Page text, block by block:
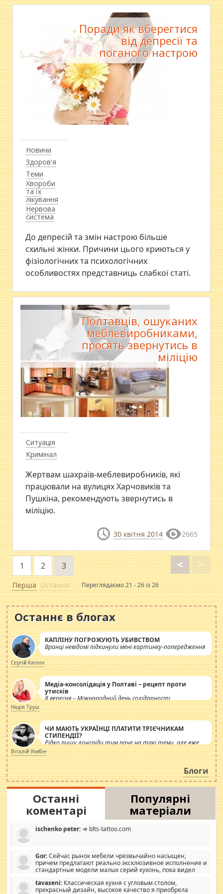
Новини
Здоров'я
Теми
Хвороби
та їх
лікування
Нервова
система
Поради як вберегтися
від депресії та
поганого настрою
До депресій та змін настрою більше
схильні жінки. Причини цього криються у
фізіологічних та психологічних
особливостях представниць слабкої статі.
Ситуація
Кримінал
Полтавців, ошуканих
меблевиробниками,
просять звернутись в
міліцію
Жертвам шахраїв-меблевиробників, які
працювали на вулицях Харчовиків та
Пушкіна, рекомендують звернутись в
міліцію.
30 квітня 2014 2665
Перша
<
1 2 3 >
Остання Переглядаємо 21 - 26 із 26
Останнє в блогах
КАПЛІНУ ПОГРОЖУЮТЬ УБИВСТВОМ
Вранці невідомі підкинули мені картинку-попередження
Сергій Каплін
Медіа-консолідація у Полтаві – рецепт проти
утисків
8 вересня – Міжнародний день солідарності
журналістів.
Надія Труш
ЧИ МАЮТЬ УКРАЇНЦІ ПЛАТИТИ ТРІЄЧНИКАМ
СТИПЕНДІЇ?
Рідко пишу лонгріди тим паче на такі теми, але вже
просто дістало! Обурюють сьогоднішні інсенуації
навколо стипендіального питання. Штучно
роздувається ще одна соціальна катастрофа.
Віталій Улибін
Блоги
Останні
коментарі
Популярні
матеріали
ischenko peter: ⇒ blts-tattoo.com
Gor:Сейчас рынок мебели чрезвычайно насыщен,
причем предлагают реально эксклюзивное исполнение и
стандартные модели малых серий кухонь, пока видел
стандартные формы, в MebelOk, креативненько и что главное -
со вкусом все в порядке, без ненужных наворотов удорожающих
tavaseni: Классическая кухня с угловым столом,
прекрасный дизайн, высокое качество я приобрела